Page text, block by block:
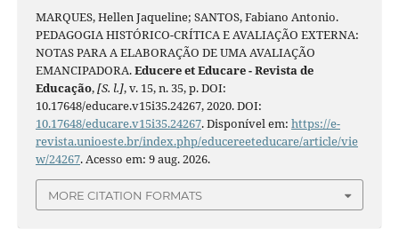
MARQUES, Hellen Jaqueline; SANTOS, Fabiano Antonio.
PEDAGOGIA HISTÓRICO-CRÍTICA E AVALIAÇÃO EXTERNA:
NOTAS PARA A ELABORAÇÃO DE UMA AVALIAÇÃO
EMANCIPADORA.Educere et Educare - Revista de
Educação,[S. l.], v. 15, n. 35, p. DOI:
10.17648/educare.v15i35.24267, 2020. DOI:
10.17648/educare.v15i35.24267. Disponível em: https://e-
revista.unioeste.br/index.php/educereeteducare/article/vie
w/24267. Acesso em: 9 aug. 2026.
MORE CITATION FORMATS